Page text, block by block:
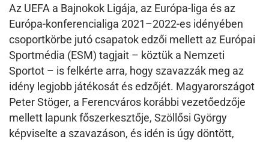
Az UEFA a Bajnokok Ligája, az Európa-liga és az
Európa-konferencialiga 2021–2022-es idényében
csoportkörbe jutó csapatok edzői mellett az Európai
Sportmédia (ESM) tagjait – köztük a Nemzeti
Sportot – is felkérte arra, hogy szavazzák meg az
idény legjobb játékosát és edzőjét. Magyarországot
Peter Stöger, a Ferencváros korábbi vezetőedzője
mellett lapunk főszerkesztője, Szöllősi György
képviselte a szavazáson, és idén is úgy döntött,